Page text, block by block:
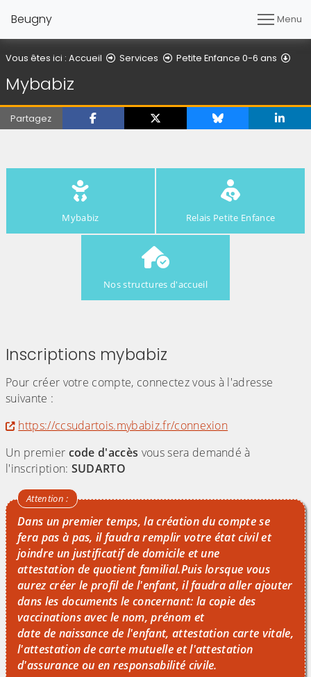
Beugny Menu
Vous êtes ici : Accueil Services Petite Enfance 0-6 ans
Mybabiz
Partagez
Mybabiz Relais Petite Enfance
Nos structures d'accueil
Inscriptions mybabiz
Pour créer votre compte, connectez vous à l'adresse
suivante :
https://ccsudartois.mybabiz.fr/connexion
Un premier code d'accès vous sera demandé à
l'inscription: SUDARTO
Dans un premier temps, la création du compte se
fera pas à pas, il faudra remplir votre état civil et
joindre un justificatif de domicile et une
attestation de quotient familial.Puis lorsque vous
aurez créer le profil de l'enfant, il faudra aller ajouter
dans les documents le concernant: la copie des
vaccinations avec le nom, prénom et
date de naissance de l'enfant, attestation carte vitale,
l'attestation de carte mutuelle et l'attestation
d'assurance ou en responsabilité civile.